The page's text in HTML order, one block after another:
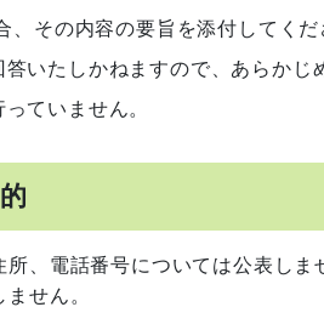
その内容の要旨を添付してくだ
いたしかねますので、あらかじ
ていません。
、電話番号については公表し
せん。